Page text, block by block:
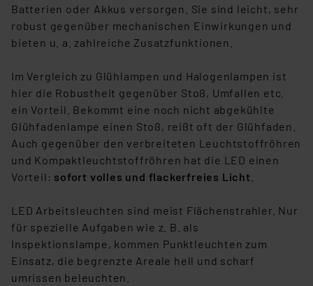
der Datenschutzerklärung. Für die USA besteht kein
Angemessenheitsbeschluss der EU. Dies bedeutet,
dass die USA als Land mit unzureichendem
besteht etwa das Risiko, dass US-Behörden
personenbezogene Daten in
Überwachungsprogrammen verarbeiten, ohne dass
hiergegen Klagemöglichkeiten für Europäer bestehen.
Unsere Kooperation mit diesen Dienstleistern stützt
sich auf die Standarddatenschutzklauseln der
Europäischen Kommission sowie einer eigenen
insbesondere der Art der übermittelten Daten,
verbundenen Risiken.“
Impressum Datenschutzerklärung
Batterien oder Akkus versorgen. Sie sind leicht, sehr
robust gegenüber mechanischen Einwirkungen und
bieten u. a. zahlreiche Zusatzfunktionen.
Im Vergleich zu Glühlampen und Halogenlampen ist
hier die Robustheit gegenüber Stoß, Umfallen etc.
ein Vorteil. Bekommt eine noch nicht abgekühlte
Glühfadenlampe einen Stoß, reißt oft der Glühfaden.
Auch gegenüber den verbreiteten Leuchtstoffröhren
und Kompaktleuchtstoffröhren hat die LED einen
Vorteil: sofort volles und flackerfreies Licht
LED Arbeitsleuchten sind meist Flächenstrahler. Nur
für spezielle Aufgaben wie z. B. als
Inspektionslampe, kommen Punktleuchten zum
Einsatz, die begrenzte Areale hell und scharf
umrissen beleuchten.